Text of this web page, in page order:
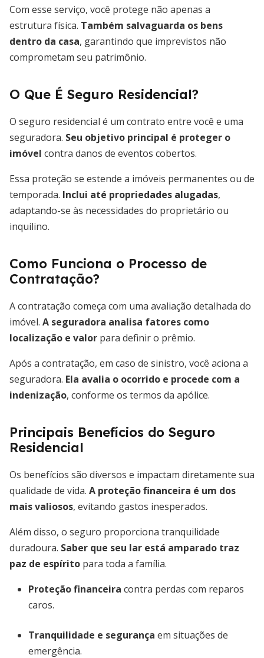
Com esse serviço, você protege não apenas a
estrutura física. Também salvaguarda os bens
dentro da casa, garantindo que imprevistos não
comprometam seu patrimônio.
O Que É Seguro Residencial?
O seguro residencial é um contrato entre você e uma
seguradora. Seu objetivo principal é proteger o
imóvel contra danos de eventos cobertos.
Essa proteção se estende a imóveis permanentes ou de
temporada. Inclui até propriedades alugadas,
adaptando-se às necessidades do proprietário ou
inquilino.
Como Funciona o Processo de
Contratação?
A contratação começa com uma avaliação detalhada do
imóvel. A seguradora analisa fatores como
localização e valor para definir o prêmio.
Após a contratação, em caso de sinistro, você aciona a
seguradora. Ela avalia o ocorrido e procede com a
indenização, conforme os termos da apólice.
Principais Benefícios do Seguro
Residencial
Os benefícios são diversos e impactam diretamente sua
qualidade de vida. A proteção financeira é um dos
mais valiosos, evitando gastos inesperados.
Além disso, o seguro proporciona tranquilidade
duradoura. Saber que seu lar está amparado traz
paz de espírito para toda a família.
Proteção financeira contra perdas com reparos
caros.
Tranquilidade e segurança em situações de
emergência.